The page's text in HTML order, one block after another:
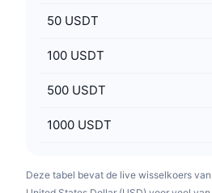
50 USDT
100 USDT
500 USDT
1000 USDT
Deze tabel bevat de live wisselkoers